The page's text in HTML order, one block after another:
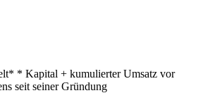
* Kapital + kumulierter Umsatz vor
seit seiner Gründung